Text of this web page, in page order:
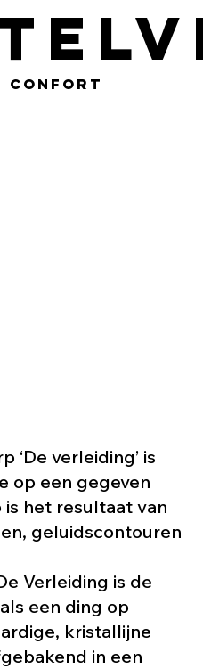
Confort
‘De verleiding’ is
op een gegeven
het resultaat van
geluidscontouren
Verleiding is de
een ding op
kristallijne
in een